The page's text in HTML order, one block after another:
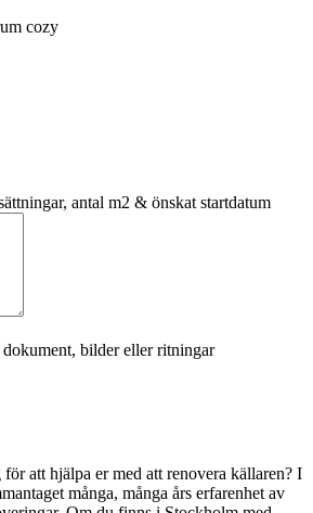
antal m2 & önskat startdatum
bilder eller ritningar
att hjälpa er med att renovera källaren? I
många, många års erfarenhet av